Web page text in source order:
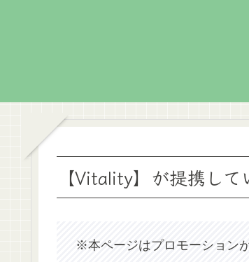
【Vitality】が提携し
※本ページはプロモーション